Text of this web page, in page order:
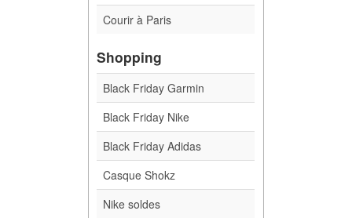
Courir à Paris
Shopping
Black Friday Garmin
Black Friday Nike
Black Friday Adidas
Casque Shokz
Nike soldes